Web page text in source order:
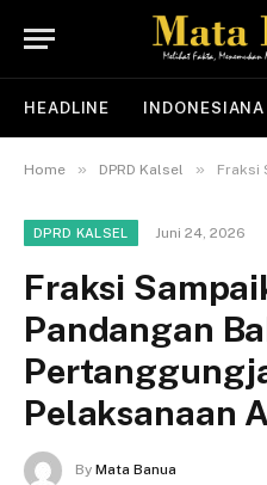
HEADLINE INDONESIANA
Home » DPRD Kalsel » Fraksi
DPRD KALSEL Juni 24, 2026
Fraksi
Pandangan
Pelaksanaan
By Mata Banua